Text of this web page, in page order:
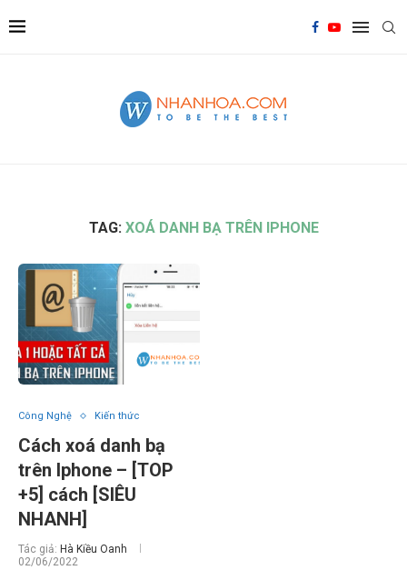
TAG: XOÁ DANH BẠ TRÊN IPHONE
Công Nghệ Kiến thức
Cách xoá danh bạ
trên Iphone – [TOP
+5] cách [SIÊU
NHANH]
Tác giả: Hà Kiều Oanh
02/06/2022